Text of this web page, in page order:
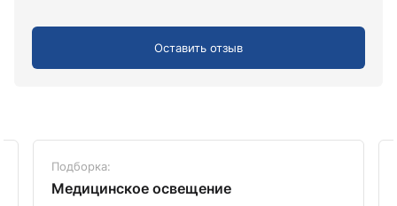
Оставить отзыв
Подборка:
Медицинское освещение